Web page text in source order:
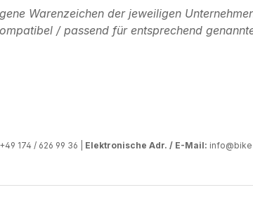
Warenzeichen der jeweiligen
/ passend für entsprechend
+49 174 / 626 99 36 | Elektronische Adr. / E-Mail: